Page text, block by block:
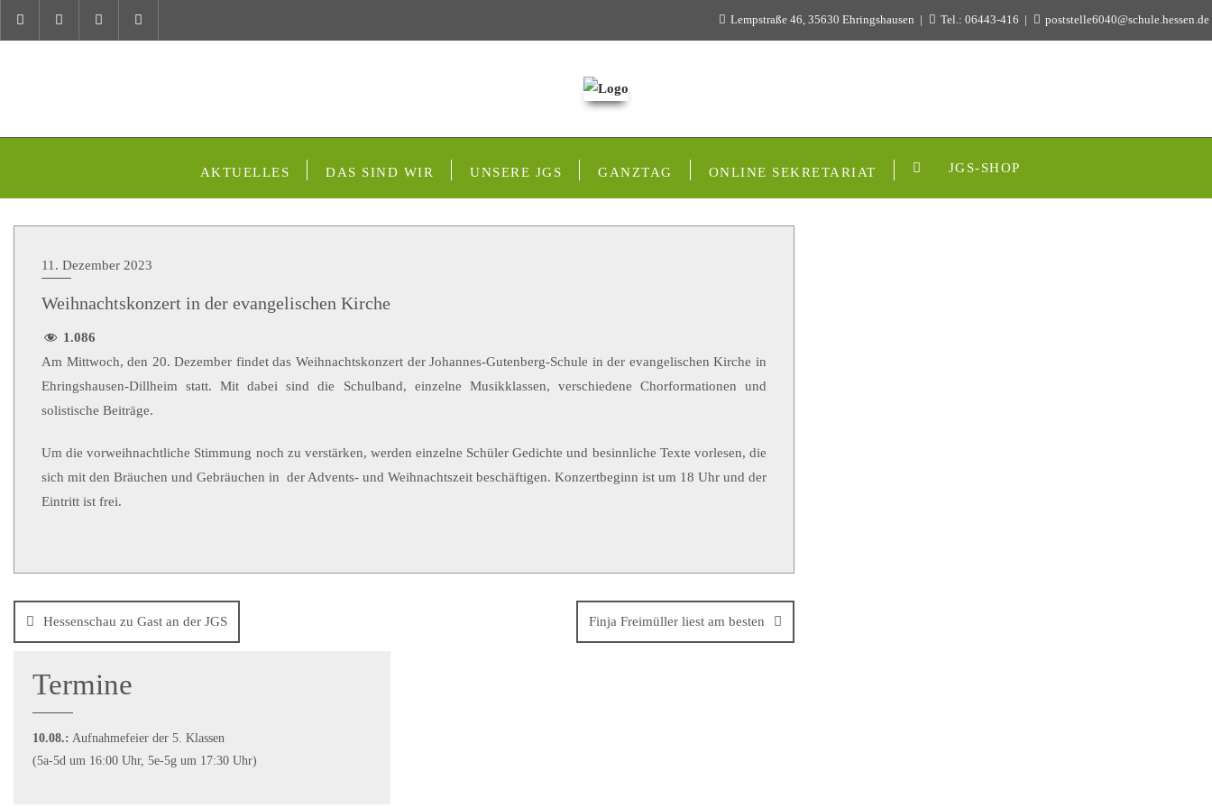
Lempstraße 46, 35630 Ehringshausen Tel.: 06443-416 poststelle6040@schule.hessen.de
AKTUELLES DAS SIND WIR UNSERE JGS GANZTAG ONLINE SEKRETARIAT JGS-SHOP
11. Dezember 2023
Weihnachtskonzert in der evangelischen Kirche
1.086
Am Mittwoch, den 20. Dezember findet das Weihnachtskonzert der Johannes-Gutenberg-Schule in der evangelischen Kirche in
Ehringshausen-Dillheim statt. Mit dabei sind die Schulband, einzelne Musikklassen, verschiedene Chorformationen und
solistische Beiträge.
Um die vorweihnachtliche Stimmung noch zu verstärken, werden einzelne Schüler Gedichte und besinnliche Texte vorlesen, die
sich mit den Bräuchen und Gebräuchen in der Advents- und Weihnachtszeit beschäftigen. Konzertbeginn ist um 18 Uhr und der
Eintritt ist frei.
Hessenschau zu Gast an der JGS Finja Freimüller liest am besten
Termine
10.08.: Aufnahmefeier der 5. Klassen
(5a-5d um 16:00 Uhr, 5e-5g um 17:30 Uhr)